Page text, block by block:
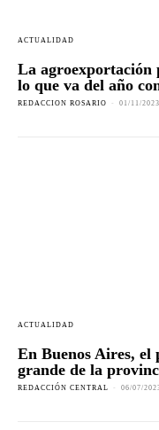
ACTUALIDAD
La agroexportación
lo que va del año
REDACCION ROSARIO - 01/11/2023
ACTUALIDAD
En Buenos Aires, el
grande de la
REDACCIÓN CENTRAL - 06/07/